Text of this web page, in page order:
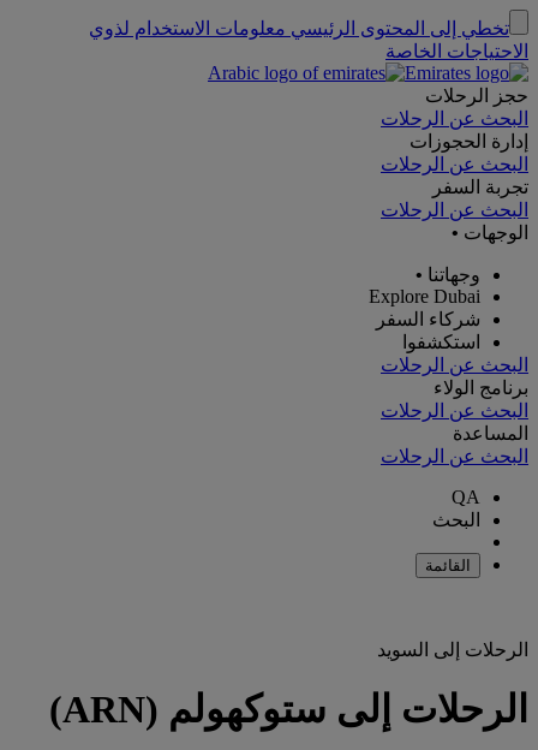
تخطي إلى المحتوى الرئيسي معلومات الاستخدام لذوي
الاحتياجات الخاصة
حجز الرحلات
البحث عن الرحلات
إدارة الحجوزات
البحث عن الرحلات
تجربة السفر
البحث عن الرحلات
الوجهات •
وجهاتنا •
Explore Dubai
شركاء السفر
استكشفوا
البحث عن الرحلات
برنامج الولاء
البحث عن الرحلات
المساعدة
البحث عن الرحلات
QA
البحث
القائمة
الرحلات إلى السويد
الرحلات إلى ستوكهولم (ARN)